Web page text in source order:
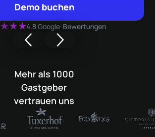
Demo buchen
4.8 Google-Bewertungen
Mehr als 1000
Gastgeber
vertrauen uns